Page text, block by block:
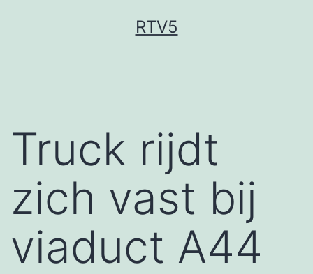
RTV5
Truck rijdt
zich vast bij
viaduct A44